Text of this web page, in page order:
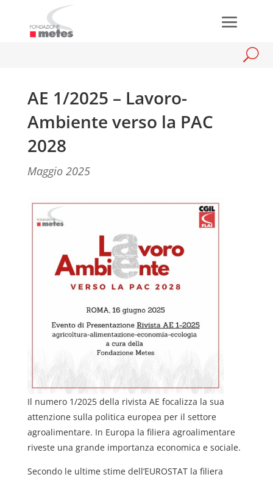
AE 1/2025 – Lavoro-
Ambiente verso la PAC
2028
Maggio 2025
Il numero 1/2025 della rivista AE focalizza la sua
attenzione sulla politica europea per il settore
agroalimentare. In Europa la filiera agroalimentare
riveste una grande importanza economica e sociale.
Secondo le ultime stime dell’EUROSTAT la filiera